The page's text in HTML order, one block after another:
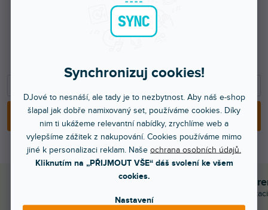
Synchronizuj cookies!
DJové to nesnáší, ale tady je to nezbytnost. Aby náš e-shop
šlapal jak dobře namixovaný set, používáme cookies. Díky
nim ti ukážeme relevantní nabídky, zrychlíme web a
vylepšíme zážitek z nakupování. Cookies používáme mimo
jiné k personalizaci reklam. Naše ochrana osobních údajů.
Kliknutím na „PŘIJMOUT VŠE“ dáš svolení ke všem
cookies.
Nastavení
PŘIDAT DO KOŠÍKU
Objednej do 15:00 Poradíme s
Chválí nás za komunikaci